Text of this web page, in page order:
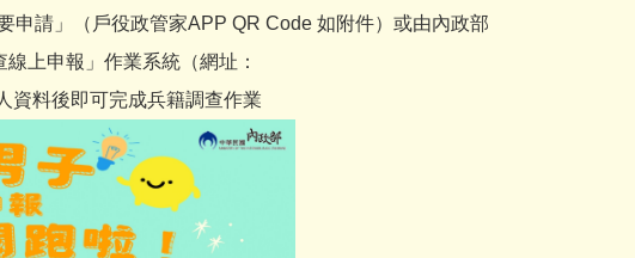
申請」（戶役政管家APP QR Code 如附件）或由內政部
上申報」作業系統（網址：
資料後即可完成兵籍調查作業